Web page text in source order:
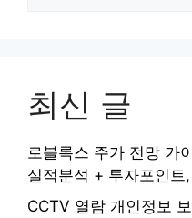
최신 글
로블록스 주가 전망 가
실적분석 + 투자포인
CCTV 열람 개인정보